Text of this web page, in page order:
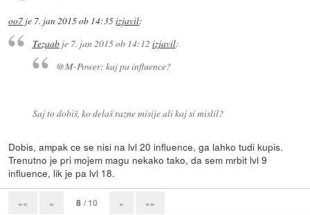
oo7 je 7. jan 2015 ob 14:35izjavil:
Tezaabje 7. jan 2015 ob 14:12 izjavil:
@M-Power: kaj pa influence?
Saj to dobiš, ko delaš razne misije ali kaj si mislil?
Dobis, ampak ce se nisi na lvl 20 influence, ga lahko tudi kupis.
Trenutno je pri mojem magu nekako tako, da sem mrbit lvl 9
influence, lik je pa lvl 18.
«« « 8 / 10 » »»